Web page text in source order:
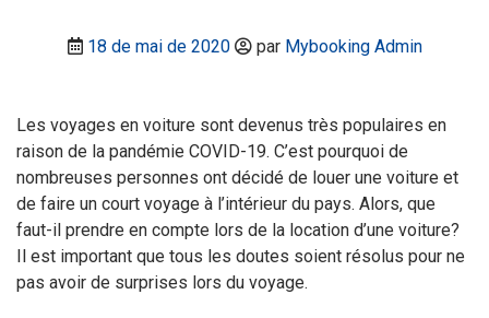
18 de mai de 2020 par Mybooking Admin
Les voyages en voiture sont devenus très populaires en
raison de la pandémie COVID-19. C’est pourquoi de
nombreuses personnes ont décidé de louer une voiture et
de faire un court voyage à l’intérieur du pays. Alors, que
faut-il prendre en compte lors de la location d’une voiture?
Il est important que tous les doutes soient résolus pour ne
pas avoir de surprises lors du voyage.